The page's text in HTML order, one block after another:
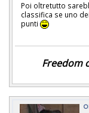
Poi oltretutto
classifica se uno
punti
Freedom